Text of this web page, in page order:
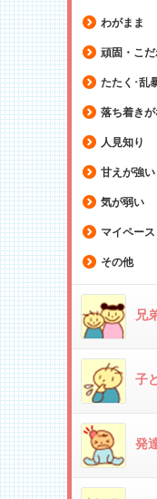
わがまま
頑固・こだ
たたく･乱
落ち着き
人見知り
甘えが強い
気が弱い
マイペース
その他
兄
子
発